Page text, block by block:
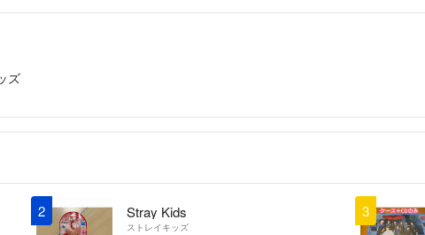
ズ
2 Stray Kids
ストレイキッズ
3